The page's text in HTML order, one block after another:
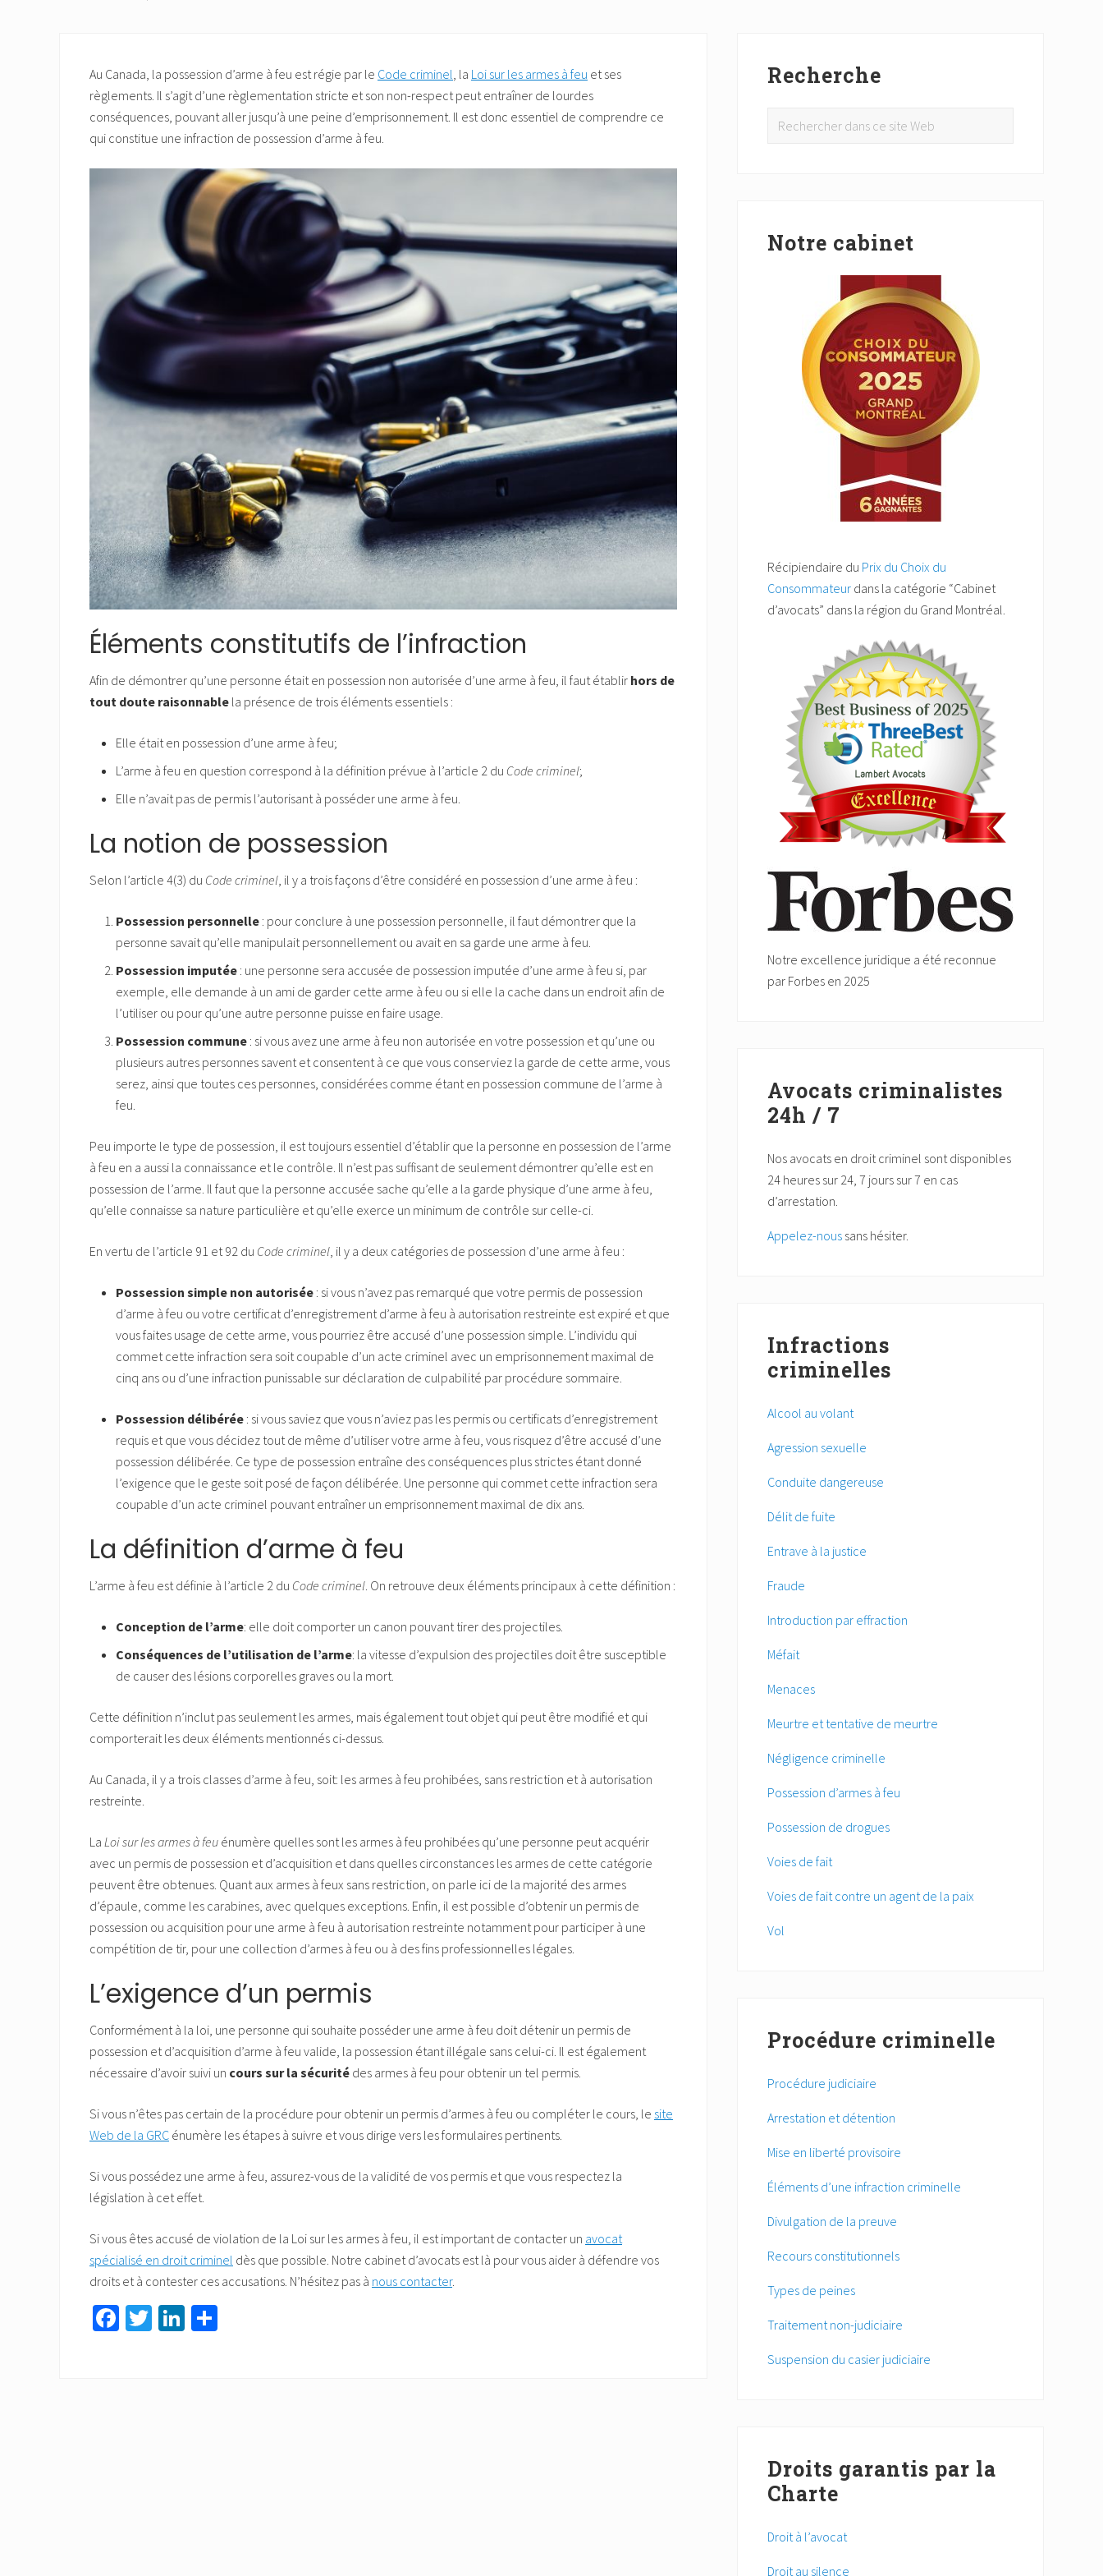
Au Canada, la possession d’arme à feu est régie par le Code criminel , la Loi sur les armes à feu et ses
règlements. Il s’agit d’une règlementation stricte et son non-respect peut entraîner de lourdes
conséquences, pouvant aller jusqu’à une peine d’emprisonnement. Il est donc essentiel de comprendre ce
qui constitue une infraction de possession d’arme à feu.
Éléments constitutifs de l’infraction
Afin de démontrer qu’une personne était en possession non autorisée d’une arme à feu, il faut établir hors de
tout doute raisonnable la présence de trois éléments essentiels :
Elle était en possession d’une arme à feu;
L’arme à feu en question correspond à la définition prévue à l’article 2 du Code criminel;
Elle n’avait pas de permis l’autorisant à posséder une arme à feu.
La notion de possession
Selon l’article 4(3) du Code criminel , il y a trois façons d’être considéré en possession d’une arme à feu :
Possession personnelle : pour conclure à une possession personnelle, il faut démontrer que la
personne savait qu’elle manipulait personnellement ou avait en sa garde une arme à feu.
Possession imputée : une personne sera accusée de possession imputée d’une arme à feu si, par
exemple, elle demande à un ami de garder cette arme à feu ou si elle la cache dans un endroit afin de
l’utiliser ou pour qu’une autre personne puisse en faire usage.
Possession commune : si vous avez une arme à feu non autorisée en votre possession et qu’une ou
plusieurs autres personnes savent et consentent à ce que vous conserviez la garde de cette arme, vous
serez, ainsi que toutes ces personnes, considérées comme étant en possession commune de l’arme à
feu.
Peu importe le type de possession, il est toujours essentiel d’établir que la personne en possession de l’arme
à feu en a aussi la connaissance et le contrôle. Il n’est pas suffisant de seulement démontrer qu’elle est en
possession de l’arme. Il faut que la personne accusée sache qu’elle a la garde physique d’une arme à feu,
qu’elle connaisse sa nature particulière et qu’elle exerce un minimum de contrôle sur celle-ci.
En vertu de l’article 91 et 92 du Code criminel , il y a deux catégories de possession d’une arme à feu :
Possession simple non autorisée : si vous n’avez pas remarqué que votre permis de possession
d’arme à feu ou votre certificat d’enregistrement d’arme à feu à autorisation restreinte est expiré et que
vous faites usage de cette arme, vous pourriez être accusé d’une possession simple. L’individu qui
commet cette infraction sera soit coupable d’un acte criminel avec un emprisonnement maximal de
cinq ans ou d’une infraction punissable sur déclaration de culpabilité par procédure sommaire.
Possession délibérée : si vous saviez que vous n’aviez pas les permis ou certificats d’enregistrement
requis et que vous décidez tout de même d’utiliser votre arme à feu, vous risquez d’être accusé d’une
possession délibérée. Ce type de possession entraîne des conséquences plus strictes étant donné
l’exigence que le geste soit posé de façon délibérée. Une personne qui commet cette infraction sera
coupable d’un acte criminel pouvant entraîner un emprisonnement maximal de dix ans.
La définition d’arme à feu
L’arme à feu est définie à l’article 2 du Code criminel . On retrouve deux éléments principaux à cette définition :
Conception de l’arme: elle doit comporter un canon pouvant tirer des projectiles.
Conséquences de l’utilisation de l’arme: la vitesse d’expulsion des projectiles doit être susceptible
de causer des lésions corporelles graves ou la mort.
Cette définition n’inclut pas seulement les armes, mais également tout objet qui peut être modifié et qui
comporterait les deux éléments mentionnés ci-dessus.
Au Canada, il y a trois classes d’arme à feu, soit: les armes à feu prohibées, sans restriction et à autorisation
restreinte.
La Loi sur les armes à feu énumère quelles sont les armes à feu prohibées qu’une personne peut acquérir
avec un permis de possession et d’acquisition et dans quelles circonstances les armes de cette catégorie
peuvent être obtenues. Quant aux armes à feux sans restriction, on parle ici de la majorité des armes
d’épaule, comme les carabines, avec quelques exceptions. Enfin, il est possible d’obtenir un permis de
possession ou acquisition pour une arme à feu à autorisation restreinte notamment pour participer à une
compétition de tir, pour une collection d’armes à feu ou à des fins professionnelles légales.
L’exigence d’un permis
Conformément à la loi, une personne qui souhaite posséder une arme à feu doit détenir un permis de
possession et d’acquisition d’arme à feu valide, la possession étant illégale sans celui-ci. Il est également
nécessaire d’avoir suivi un cours sur la sécurité des armes à feu pour obtenir un tel permis.
Si vous n’êtes pas certain de la procédure pour obtenir un permis d’armes à feu ou compléter le cours, le site
Web de la GRC énumère les étapes à suivre et vous dirige vers les formulaires pertinents.
Si vous possédez une arme à feu, assurez-vous de la validité de vos permis et que vous respectez la
législation à cet effet.
Si vous êtes accusé de violation de la Loi sur les armes à feu, il est important de contacter un avocat
spécialisé en droit criminel dès que possible. Notre cabinet d’avocats est là pour vous aider à défendre vos
droits et à contester ces accusations. N’hésitez pas à nous contacter.
Fa T
Li
latérale
Recherche
Notre cabinet
Récipiendaire du Prix du Choix du
Consommateur dans la catégorie “Cabinet
d’avocats” dans la région du Grand Montréal.
Notre excellence juridique a été reconnue
par Forbes en 2025
Avocats criminalistes
24h / 7
Nos avocats en droit criminel sont disponibles
24 heures sur 24, 7 jours sur 7 en cas
d’arrestation.
Appelez-nous sans hésiter.
Infractions
criminelles
Alcool au volant
Agression sexuelle
Conduite dangereuse
Délit de fuite
Entrave à la justice
Fraude
Introduction par effraction
Méfait
Menaces
Meurtre et tentative de meurtre
Négligence criminelle
Possession d’armes à feu
Possession de drogues
Voies de fait
Voies de fait contre un agent de la paix
Vol
Procédure criminelle
Procédure judiciaire
Arrestation et détention
Mise en liberté provisoire
Éléments d’une infraction criminelle
Divulgation de la preuve
Recours constitutionnels
Types de peines
Traitement non-judiciaire
Suspension du casier judiciaire
Droits garantis par la
Charte
Droit à l’avocat
Droit au silence